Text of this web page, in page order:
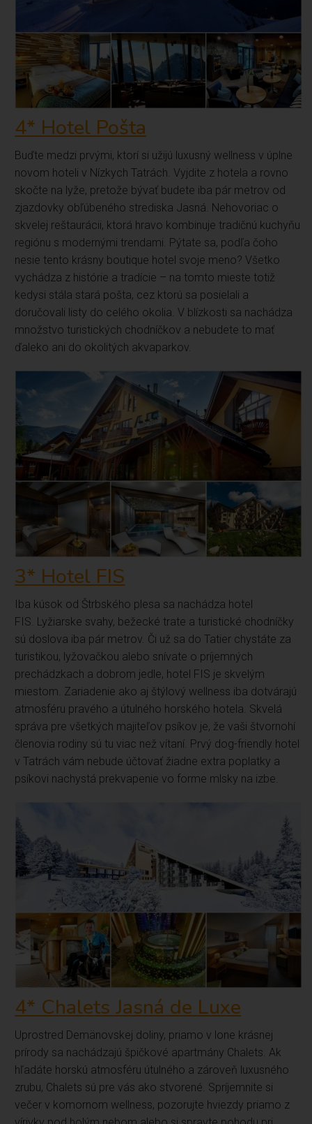
4* Hotel Pošta
Buďte medzi prvými, ktorí si užijú luxusný wellness v úplne
novom hoteli v Nízkych Tatrách. Vyjdite z hotela a rovno
skočte na lyže, pretože bývať budete iba pár metrov od
zjazdovky obľúbeného strediska Jasná. Nehovoriac o
skvelej reštaurácii, ktorá hravo kombinuje tradičnú kuchyňu
regiónu s modernými trendami. Pýtate sa, podľa čoho
nesie tento krásny boutique hotel svoje meno? Všetko
vychádza z histórie a tradície – na tomto mieste totiž
kedysi stála stará pošta, cez ktorú sa posielali a
doručovali listy do celého okolia. V blízkosti sa nachádza
množstvo turistických chodníčkov a nebudete to mať
ďaleko ani do okolitých akvaparkov.
3* Hotel FIS
Iba kúsok od Štrbského plesa sa nachádza hotel
FIS. Lyžiarske svahy, bežecké trate a turistické chodníčky
sú doslova iba pár metrov. Či už sa do Tatier chystáte za
turistikou, lyžovačkou alebo snívate o príjemných
prechádzkach a dobrom jedle, hotel FIS je skvelým
miestom. Zariadenie ako aj štýlový wellness iba dotvárajú
atmosféru pravého a útulného horského hotela. Skvelá
správa pre všetkých majiteľov psíkov je, že vaši štvornohí
členovia rodiny sú tu viac než vítaní. Prvý dog-friendly hotel
v Tatrách vám nebude účtovať žiadne extra poplatky a
psíkovi nachystá prekvapenie vo forme mlsky na izbe.
4* Chalets Jasná de Luxe
Uprostred Demänovskej doliny, priamo v lone krásnej
prírody sa nachádzajú špičkové apartmány Chalets. Ak
hľadáte horskú atmosféru útulného a zároveň luxusného
zrubu, Chalets sú pre vás ako stvorené. Spríjemnite si
večer v komornom wellness, pozorujte hviezdy priamo z